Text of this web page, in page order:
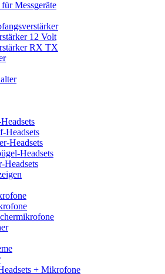
Messgeräte
12 Volt
RX TX
Headsets
Headsets
Headsets
Headsets
+ Mikrofone